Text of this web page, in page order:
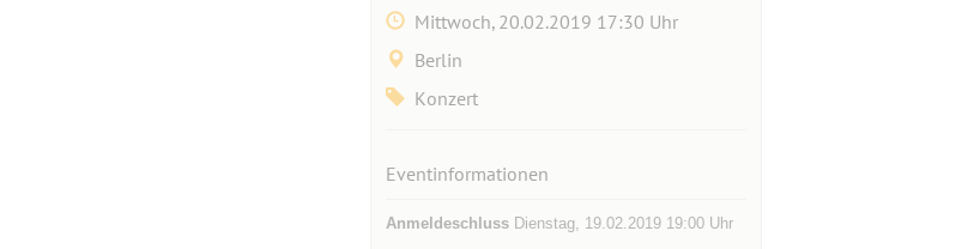
Mittwoch, 20.02.2019 17:30 Uhr
Berlin
Konzert
Eventinformationen
AnmeldeschlussDienstag, 19.02.2019 19:00 Uhr